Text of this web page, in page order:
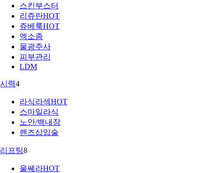
스킨부스터
리쥬란HOT
쥬베룩HOT
엑소좀
물광주사
피부관리
LDM
시력4
라식라섹HOT
스마일라식
노안/백내장
렌즈삽입술
리프팅8
울쎄라HOT